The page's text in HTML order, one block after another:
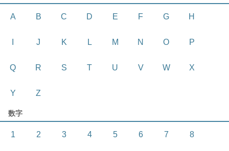
A B C D E F G H
J K L M N O P
Q R S T U V W X
Y Z
数字
1 2 3 4 5 6 7 8